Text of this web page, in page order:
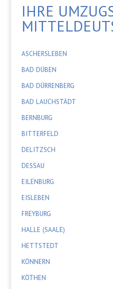
IHRE
ASCHERSLEBEN
BAD DÜBEN
BAD DÜRRENBERG
BAD LAUCHSTÄDT
BERNBURG
BITTERFELD
DELITZSCH
DESSAU
EILENBURG
EISLEBEN
FREYBURG
HALLE (SAALE)
HETTSTEDT
KÖNNERN
KÖTHEN